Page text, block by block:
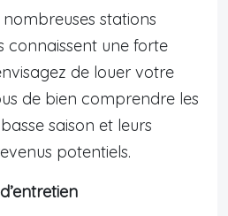
stations
connaissent une forte
de louer votre
de bien comprendre les
saison et leurs
potentiels.